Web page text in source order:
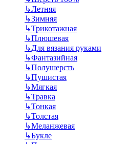
↳Летняя
↳Зимняя
↳Трикотажная
↳Плюшевая
↳Для вязания руками
↳Фантазийная
↳Полушерсть
↳Пушистая
↳Мягкая
↳Травка
↳Тонкая
↳Толстая
↳Меланжевая
↳Букле